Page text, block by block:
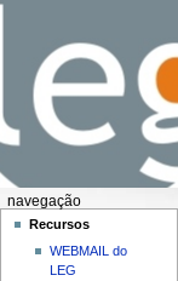
navegação
Recursos
WEBMAIL do
LEG